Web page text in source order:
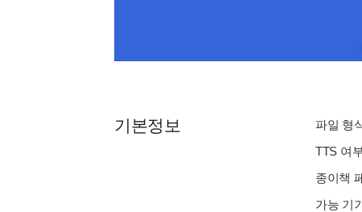
기본정보
파일 형
TTS 여
종이책
가능 기